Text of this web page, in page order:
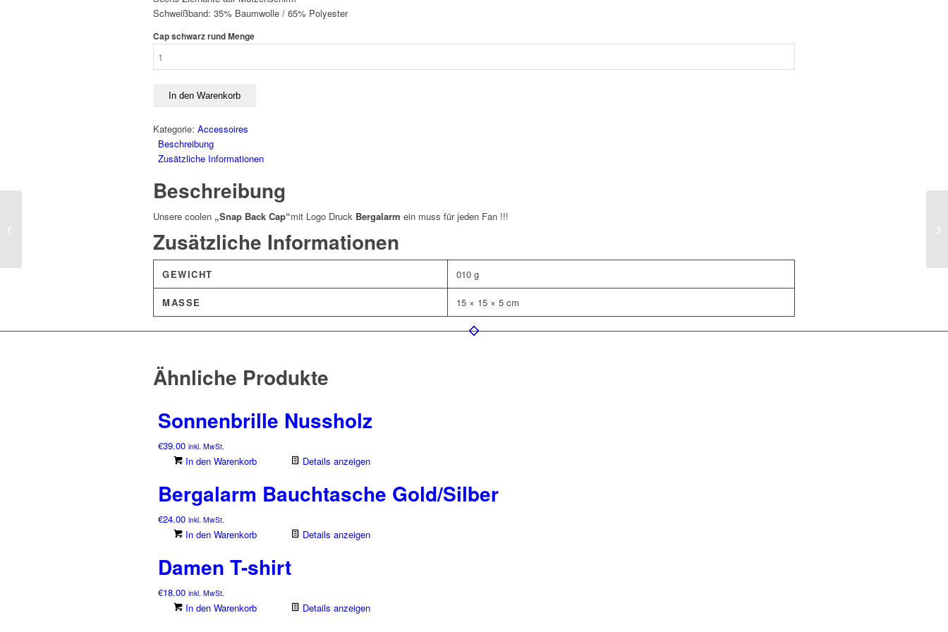
Schweißband: 35% Baumwolle / 65% Polyester
Cap schwarz rund Menge
In den Warenkorb
Kategorie: Accessoires
Beschreibung
Zusätzliche Informationen
Beschreibung
Unsere coolen „Snap Back Cap“mit Logo Druck Bergalarm ein muss für jeden Fan !!!
Zusätzliche Informationen
GEWICHT 010 g
MASSE 15 × 15 × 5 cm
Ähnliche Produkte
Sonnenbrille Nussholz
€39.00 inkl. MwSt.
In den Warenkorb Details anzeigen
Bergalarm Bauchtasche Gold/Silber
€24.00 inkl. MwSt.
In den Warenkorb Details anzeigen
Damen T-shirt
€18.00 inkl. MwSt.
In den Warenkorb Details anzeigen